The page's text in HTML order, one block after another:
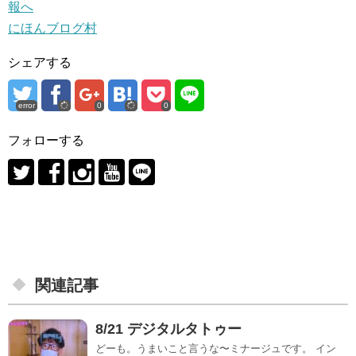
にほんブログ村
シェアする
error 0 0
フォローする
関連記事
8/21 デジタルタトゥー
どーも。うまいこと言うな〜ミナージュです。 イン